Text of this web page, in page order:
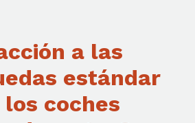
a las
estándar
coches